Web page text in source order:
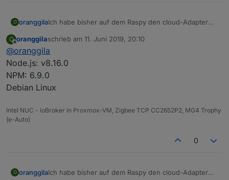
O oranggilaIch habe bisher auf dem Raspy den cloud-Adapter
und alle Adapter laufen, nur der cloud-Adapter bleibt
gelb. Hier im Forum habe ich erfahren, das jetzt der
iot-Adapter genutzt werden soll. Also cloud-Adapter
gelb. Hier das log:
Ich habe im iot.0iobroker.procredentials eingetragen
O oranggilaschrieb am 11. Juni 2019, 20:10
zuletzt editiert von
@oranggila
Node.js: v8.16.0
NPM: 6.9.0
Debian Linux
Intel NUC - ioBroker in Proxmox-VM, Zigbee TCP CC2652P2, MG4 Trophy
(e-Auto)
0
O oranggilaIch habe bisher auf dem Raspy den cloud-Adapter